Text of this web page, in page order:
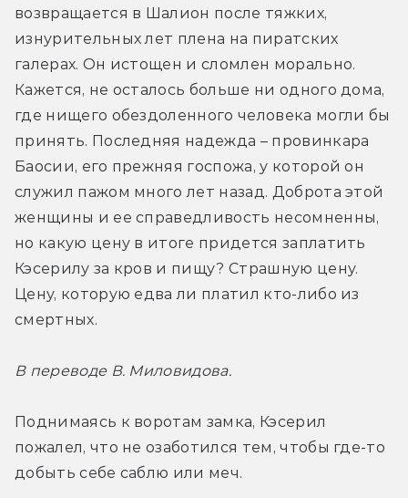
возвращается в Шалион после тяжких,
изнурительных лет плена на пиратских
галерах. Он истощен и сломлен морально.
Кажется, не осталось больше ни одного дома,
где нищего обездоленного человека могли бы
принять. Последняя надежда – провинкара
Баосии, его прежняя госпожа, у которой он
служил пажом много лет назад. Доброта этой
женщины и ее справедливость несомненны,
но какую цену в итоге придется заплатить
Кэсерилу за кров и пищу? Страшную цену.
Цену, которую едва ли платил кто-либо из
смертных.
В переводе В. Миловидова.
Поднимаясь к воротам замка, Кэсерил
пожалел, что не озаботился тем, чтобы где-то
добыть себе саблю или меч.